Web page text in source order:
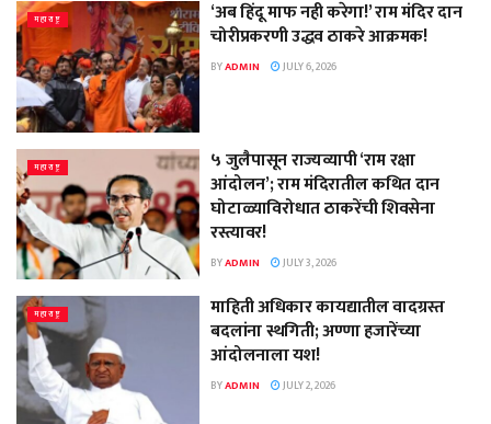
महाराष्ट्र
‘अब हिंदू माफ नही करेगा!’ राम मंदिर दान
चोरीप्रकरणी उद्धव ठाकरे आक्रमक!
BYADMIN JULY 6, 2026
महाराष्ट्र
५ जुलैपासून राज्यव्यापी ‘राम रक्षा
आंदोलन’; राम मंदिरातील कथित दान
घोटाळ्याविरोधात ठाकरेंची शिवसेना
रस्त्यावर!
BYADMIN JULY 3, 2026
महाराष्ट्र
माहिती अधिकार कायद्यातील वादग्रस्त
बदलांना स्थगिती; अण्णा हजारेंच्या
आंदोलनाला यश!
BYADMIN JULY 2, 2026